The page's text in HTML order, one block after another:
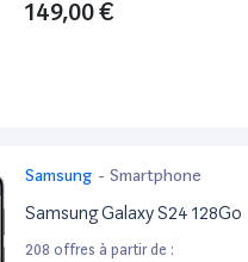
149,00 €
Samsung - Smartphone
Samsung Galaxy S24 128Go
208 offres à partir de :